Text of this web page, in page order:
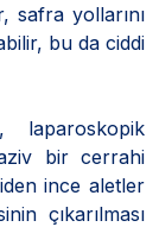
safra yollarını
bu da ciddi
laparoskopik
bir cerrahi
ince aletler
çıkarılması